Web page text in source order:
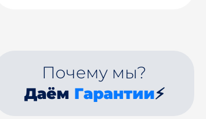
Почему мы?
Даём Гарантии⚡